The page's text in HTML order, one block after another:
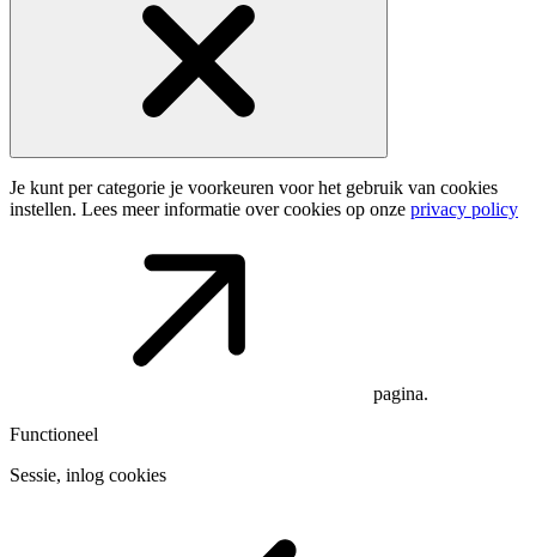
Je kunt per categorie je voorkeuren voor het gebruik van cookies
instellen. Lees meer informatie over cookies op onze privacy policy
pagina.
Functioneel
Sessie, inlog cookies